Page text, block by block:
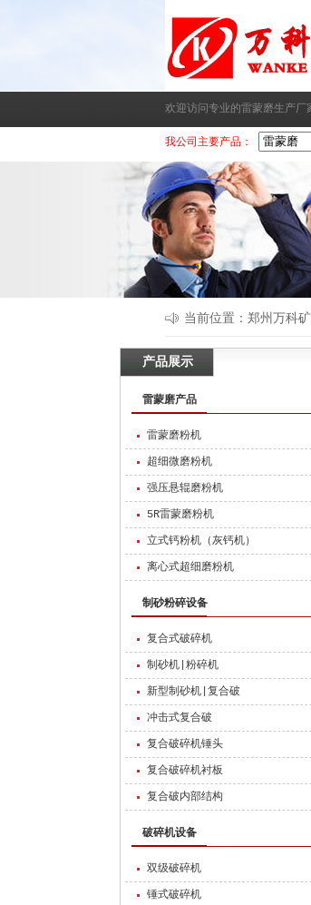
欢迎访问专业的雷蒙磨生产
我公司主要产品：
当前位置： 郑州万科
产品展示
雷蒙磨产品
雷蒙磨粉机
超细微磨粉机
强压悬辊磨粉机
5R雷蒙磨粉机
立式钙粉机（灰钙机）
离心式超细磨粉机
制砂粉碎设备
复合式破碎机
制砂机|粉碎机
新型制砂机|复合破
冲击式复合破
复合破碎机锤头
复合破碎机衬板
复合破内部结构
破碎机设备
双级破碎机
锤式破碎机